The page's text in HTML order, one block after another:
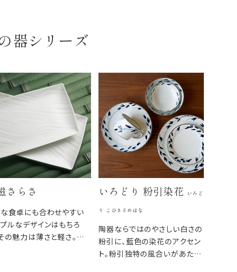
器シリーズ
さらさ
な食卓にも合わせやすい
ルなデザインはもちろ
の魅力は薄さと軽さ。重
いろどり 粉引染花 いろど
り こひきそめはな
陶器ならではのやさしい白さの
粉引に、藍色の染花のアクセン
ト。粉引独特の風合いがあたた